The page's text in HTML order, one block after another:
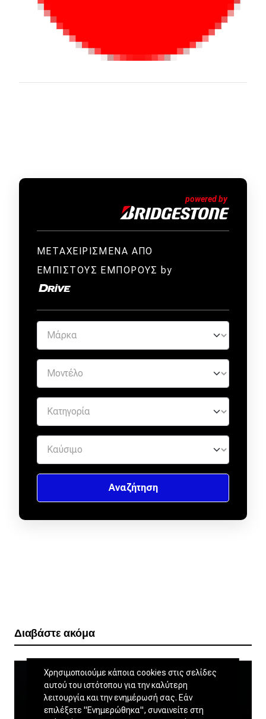
ΜΕΤΑΧΕΙΡΙΣΜΕΝΑ ΑΠΟ
ΕΜΠΙΣΤΟΥΣ ΕΜΠΟΡΟΥΣ by
Διαβάστε ακόμα
Χρησιμοποιούμε κάποια cookies στις σελίδες
αυτού του ιστότοπου για την καλύτερη
λειτουργία και την ενημέρωσή σας. Εάν
επιλέξετε "Ενημερώθηκα", συναινείτε στη